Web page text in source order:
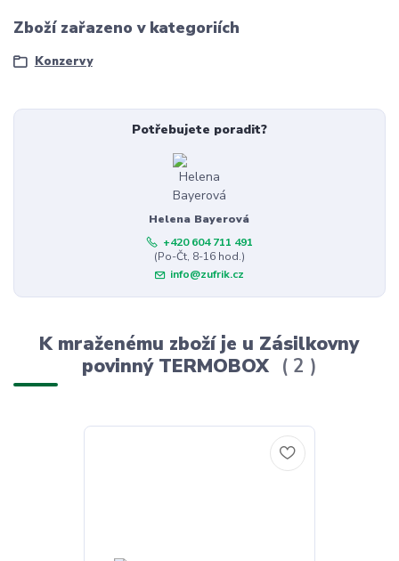
Zboží zařazeno v kategoriích
Konzervy
Potřebujete poradit?
Helena Bayerová
+420 604 711 491
(Po-Čt, 8-16 hod.)
info@zufrik.cz
K mraženému zboží je u Zásilkovny
povinný TERMOBOX
2